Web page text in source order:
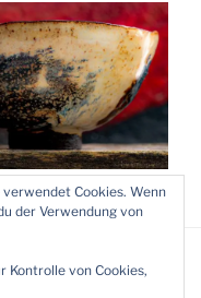
Cookies. Wenn
der Verwendung von
Kontrolle von Cookies,